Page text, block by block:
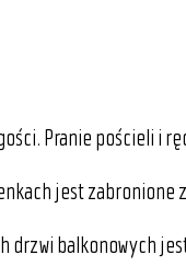
Pranie pościeli i
jest zabronione
drzwi balkonowych